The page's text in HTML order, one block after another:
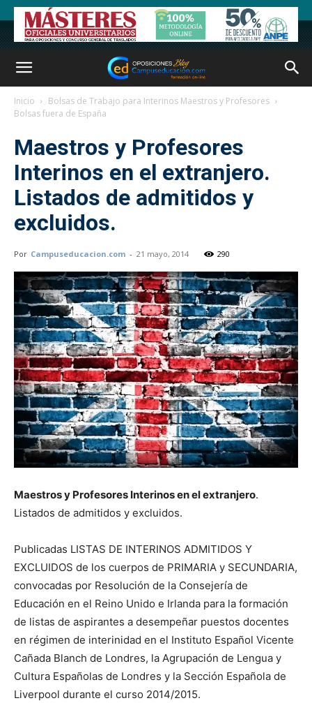
Inicio
Bolsas de Trabajo para Interinos Maestros y Profesores
Bolsas fuera de España
Maestros y Profesores
Interinos en el extranjero.
Listados de admitidos y
excluidos.
Por Campuseducacion.com - 21 mayo, 2014 290
Maestros y Profesores Interinos en el extranjero.
Listados de admitidos y excluidos.
Publicadas LISTAS DE INTERINOS ADMITIDOS Y
EXCLUIDOS de los cuerpos de PRIMARIA y SECUNDARIA,
convocadas por Resolución de la Consejería de
Educación en el Reino Unido e Irlanda para la formación
de listas de aspirantes a desempeñar puestos docentes
en régimen de interinidad en el Instituto Español Vicente
Cañada Blanch de Londres, la Agrupación de Lengua y
Cultura Españolas de Londres y la Sección Española de
Liverpool durante el curso 2014/2015.